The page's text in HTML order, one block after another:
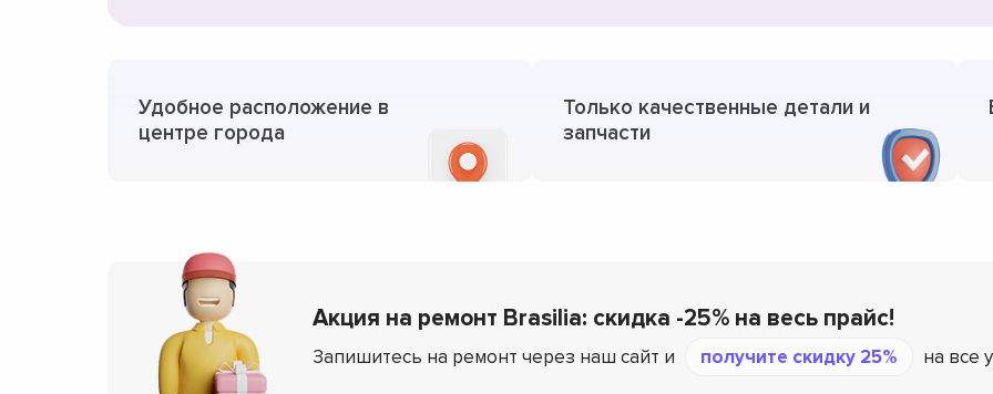
Удобное расположение в
центре города
Только качественные детали и
запчасти
Акция на ремонт Brasilia: скидка -25% на весь прайс!
Запишитесь на ремонт через наш сайт и получите скидку 25% на все